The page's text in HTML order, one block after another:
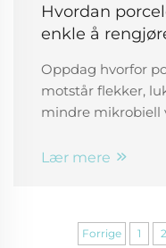
Hvordan
enkle å
Oppdag hvorfor
motstår flekker,
mindre mikrobiell
Hold koppene
Lær mere
Forrige 1 2